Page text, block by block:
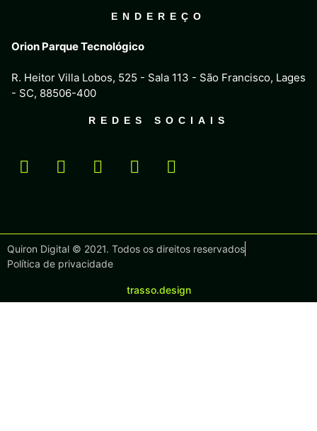
ENDEREÇO
Orion Parque Tecnológico
R. Heitor Villa Lobos, 525 - Sala 113 - São Francisco, Lages
- SC, 88506-400
REDES SOCIAIS
Quiron Digital © 2021. Todos os direitos reservados
Política de privacidade
trasso.design